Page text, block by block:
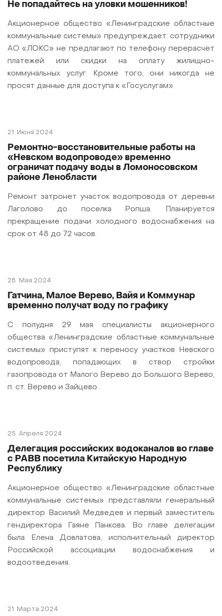
Не попадайтесь на уловки мошенников!
Акционерное общество «Ленинградские областные
коммунальные системы» предупреждает: сотрудники
АО «ЛОКС» не предлагают по телефону перерасчет
платежей или скидки на оплату жилищно-
коммунальных услуг. Кроме того, они никогда не
просят данные для доступа к «Госуслугам».
21 Июня 2024
Ремонтно-восстановительные работы на
«Невском водопроводе» временно
ограничат подачу воды в Ломоносовском
районе Ленобласти
Ремонт затронет участок водопровода от деревни
Лаголово до поселка Ропша. Планируется
прекращение подачи холодного водоснабжения на
срок от 48 до 72 часов.
28 Мая 2024
Гатчина, Малое Верево, Вайя и Коммунар
временно получат воду по графику
С полудня 29 мая специалисты акционерного
общества «Ленинградские областные коммунальные
системы» приступят к переносу участков Невского
водопровода, попадающих в створ стройки
газопровода от Малого Верево до Большого Верево,
п. ст. Верево и Зайцево.
25 Апреля 2024
Делегация российских водоканалов во главе
с РАВВ посетила Китайскую Народную
Республику
Акционерное общество «Ленинградские областные
коммунальные системы» представляли генеральный
директор Василий Медведев и первый заместитель
гендиректора Гаяне Панкова. Во главе делегации
была Елена Довлатова, исполнительный директор
Российской ассоциации водоснабжения и
водоотведения.
21 Марта 2024